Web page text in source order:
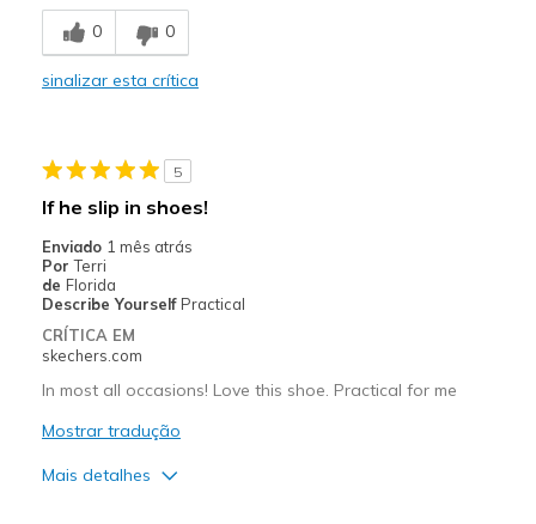
Comfortable
Durable
Casual Wear
Travel
Width
Sizing
View On Shoes
Shoes are for Wearing
0 0
sinalizar esta crítica
5
If he slip in shoes!
Enviado 1 mês atrás
Por Terri
de Florida
Describe Yourself Practical
CRÍTICA EM
skechers.com
In most all occasions! Love this shoe. Practical for me
Mostrar tradução
Mais detalhes